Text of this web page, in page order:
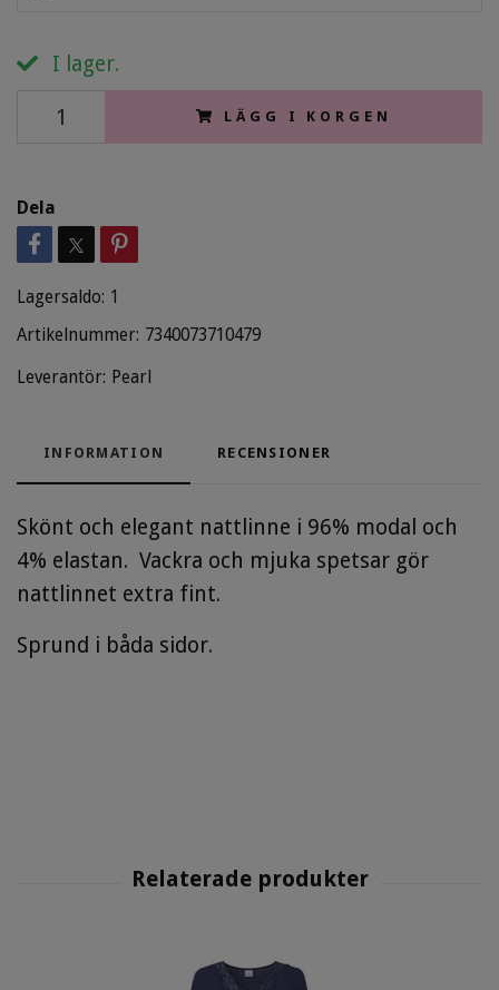
I lager.
LÄGG I KORGEN
Dela
Lagersaldo: 1
Artikelnummer: 7340073710479
Leverantör: Pearl
INFORMATION RECENSIONER
Skönt och elegant nattlinne i 96% modal och
4% elastan. Vackra och mjuka spetsar gör
nattlinnet extra fint.
Sprund i båda sidor.